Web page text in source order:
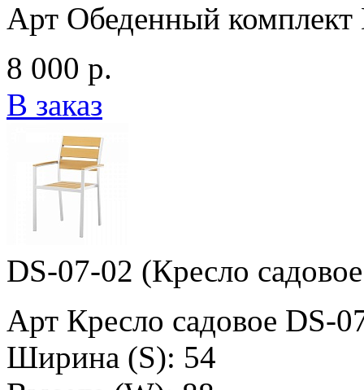
Арт Обеденный комплект
8 000 р.
В заказ
DS-07-02 (Кресло
Арт Кресло садовое DS-
Ширина (S): 54